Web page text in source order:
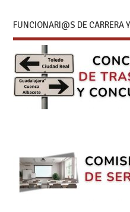
FUNCIONARI@S DE CARRERA